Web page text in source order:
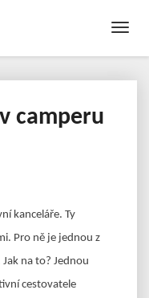
Toggle
camperu
kanceláře. Ty
Pro ně je jednou z
na to? Jednou
cestovatele